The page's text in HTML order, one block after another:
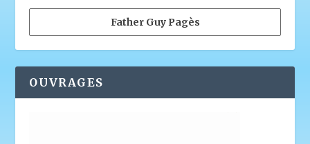
Father Guy Pagès
OUVRAGES